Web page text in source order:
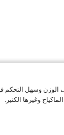
وسهل التحكم
وغيرها الكثير.